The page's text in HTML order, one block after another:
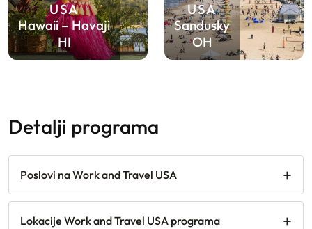
USA
Hawaii – Havaji
HI
USA
Sandusky
OH
detalji programa
Poslovi na Work and Travel USA
Lokacije Work and Travel USA programa